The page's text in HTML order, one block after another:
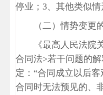
停业；3、其他类似情
（二）情势变更
《最高人民法院
合同法>若干问题的
定：“合同成立以后
合同时无法预见的、